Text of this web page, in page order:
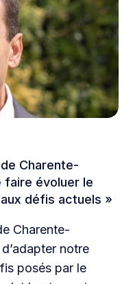
Charente-
faire évoluer le
défis actuels »
Charente-
notre
posés par le